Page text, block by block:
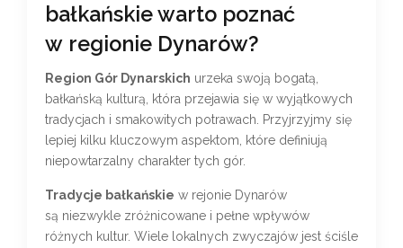
bałkańskie warto poznać
w regionie Dynarów?
Region Gór Dynarskich urzeka swoją bogatą,
bałkańską kulturą, która przejawia się w wyjątkowych
tradycjach i smakowitych potrawach. Przyjrzyjmy się
lepiej kilku kluczowym aspektom, które definiują
niepowtarzalny charakter tych gór.
Tradycje bałkańskie w rejonie Dynarów
są niezwykle zróżnicowane i pełne wpływów
różnych kultur. Wiele lokalnych zwyczajów jest ściśle